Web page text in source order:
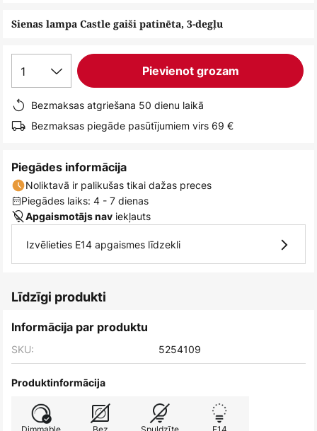
Sienas lampa Castle gaiši patinēta, 3-degļu
1 Pievienot grozam
Bezmaksas atgriešana 50 dienu laikā
Bezmaksas piegāde pasūtījumiem virs 69 €
Piegādes informācija
Noliktavā ir palikušas tikai dažas preces
Piegādes laiks: 4 - 7 dienas
Apgaismotājs nav iekļauts
Izvēlieties E14 apgaismes līdzekli
Līdzīgi produkti
Informācija par produktu
SKU: 5254109
Produktinformācija